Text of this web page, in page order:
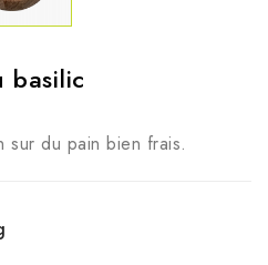
basilic
sur du pain bien frais.